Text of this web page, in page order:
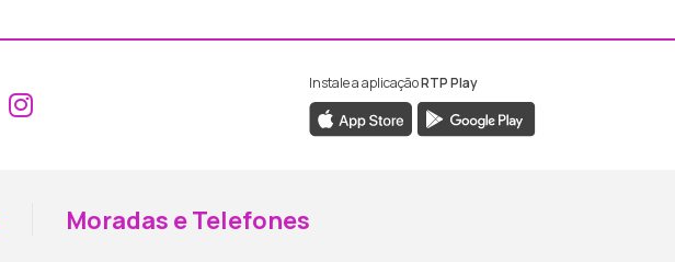
Aceder ao Facebook da RTP Madeira
Aceder ao Instagram da RTP Madeira
Instale a aplicaçãoRTP Play
Moradas e Telefones